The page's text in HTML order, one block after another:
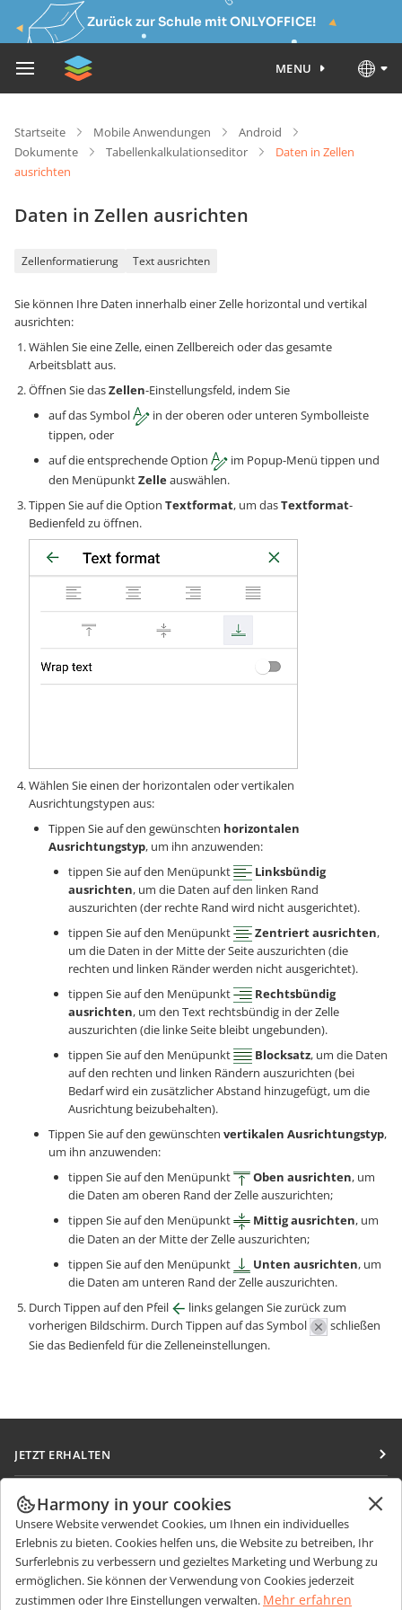
Zurück zur Schule mit ONLYOFFICE!
MENU
Startseite Mobile Anwendungen
Android
Dokumente
Tabellenkalkulationseditor
Daten in Zellen
ausrichten
Daten in Zellen ausrichten
Zellenformatierung Text ausrichten
Sie können Ihre Daten innerhalb einer Zelle horizontal und vertikal
ausrichten:
Wählen Sie eine Zelle, einen Zellbereich oder das gesamte
Arbeitsblatt aus.
Öffnen Sie dasZellen-Einstellungsfeld, indem Sie
auf das Symbol
in der oberen oder unteren Symbolleiste
tippen, oder
auf die entsprechende Option
im Popup-Menü tippen und
den MenüpunktZelleauswählen.
Tippen Sie auf die Option Textformat, um dasTextformat-
Bedienfeld zu öffnen.
Wählen Sie einen der horizontalen oder vertikalen
Ausrichtungstypen aus:
Tippen Sie auf den gewünschten horizontalen
Ausrichtungstyp, um ihn anzuwenden:
tippen Sie auf den Menüpunkt
Linksbündig
ausrichten, um die Daten auf den linken Rand
auszurichten (der rechte Rand wird nicht ausgerichtet).
tippen Sie auf den Menüpunkt
Zentriert ausrichten,
um die Daten in der Mitte der Seite auszurichten (die
rechten und linken Ränder werden nicht ausgerichtet).
tippen Sie auf den Menüpunkt
Rechtsbündig
ausrichten, um den Text rechtsbündig in der Zelle
auszurichten (die linke Seite bleibt ungebunden).
tippen Sie auf den Menüpunkt
Blocksatz, um die Daten
auf den rechten und linken Rändern auszurichten (bei
Bedarf wird ein zusätzlicher Abstand hinzugefügt, um die
Ausrichtung beizubehalten).
Tippen Sie auf den gewünschten vertikalen Ausrichtungstyp,
um ihn anzuwenden:
tippen Sie auf den Menüpunkt
Oben ausrichten, um
die Daten am oberen Rand der Zelle auszurichten;
tippen Sie auf den Menüpunkt
Mittig ausrichten, um
die Daten an der Mitte der Zelle auszurichten;
tippen Sie auf den Menüpunkt
Unten ausrichten, um
die Daten am unteren Rand der Zelle auszurichten.
Durch Tippen auf den Pfeil
links gelangen Sie zurück zum
vorherigen Bildschirm. Durch Tippen auf das Symbol
schließen
Sie das Bedienfeld für die Zelleneinstellungen.
JETZT ERHALTEN
Docs
DocSpace
Workspace
Integrations-Apps
Desktop-Apps
ZUSAMMENARBEITEN
Für Mitwirkende
Für Übersetzer
Für Influencer
NACHRICHTEN ERHALTEN
Blog
HILFE ERHALTEN
Harmony in your cookies
Unsere Website verwendet Cookies, um Ihnen ein individuelles
Erlebnis zu bieten. Cookies helfen uns, die Website zu betreiben, Ihr
Surferlebnis zu verbessern und gezieltes Marketing und Werbung zu
ermöglichen. Sie können der Verwendung von Cookies jederzeit
zustimmen oder Ihre Einstellungen verwalten. Mehr erfahren